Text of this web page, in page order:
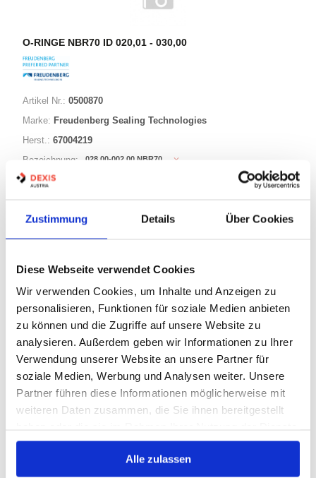
Zustimmung Details Über Cookies
Diese Webseite verwendet Cookies
Wir verwenden Cookies, um Inhalte und Anzeigen zu
personalisieren, Funktionen für soziale Medien anbieten
zu können und die Zugriffe auf unsere Website zu
analysieren. Außerdem geben wir Informationen zu Ihrer
Verwendung unserer Website an unsere Partner für
soziale Medien, Werbung und Analysen weiter. Unsere
Partner führen diese Informationen möglicherweise mit
weiteren Daten zusammen, die Sie ihnen bereitgestellt
gesammelt haben.
Alle zulassen
O-RINGE NBR70 ID 020,01 - 030,00
Artikel Nr.: 0500870
Marke: Freudenberg Sealing Technologies
Herst.: 67004219
Bezeichnung:
028,00-002,00 NBR70
ID: 28,00mm
STK Warenkorb
Auf Lager
Print
PRODUKTBESCHREIBUNG